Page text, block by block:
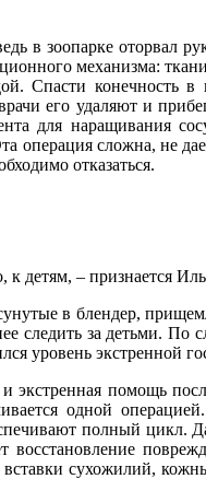
в зоопарке оторвал
механизма:
Спасти конечность
его удаляют и
для наращивания
операция сложна, не
отказаться.
детям, – признается
в блендер,
следить за детьми. По
уровень экстренной
экстренная помощь
одной
полный цикл.
сухожилий,